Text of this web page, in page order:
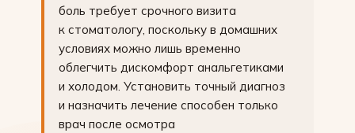
боль требует срочного визита
к стоматологу, поскольку в домашних
условиях можно лишь временно
облегчить дискомфорт анальгетиками
и холодом. Установить точный диагноз
и назначить лечение способен только
врач после осмотра